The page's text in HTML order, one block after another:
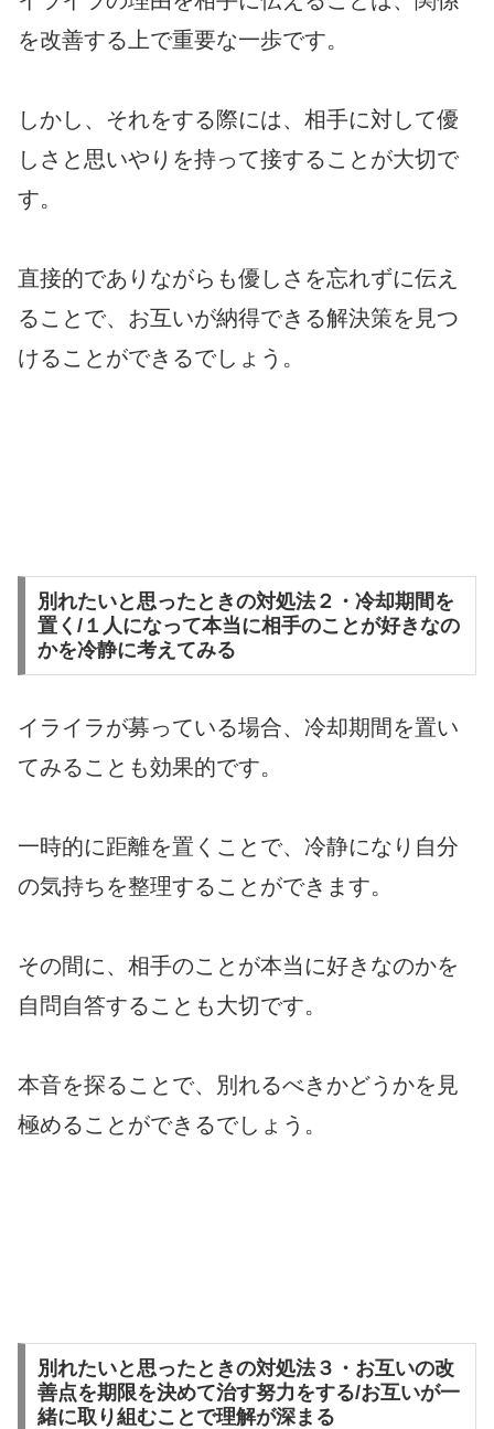
を改善する上で重要な一歩です。
しかし、それをする際には、相手に対して優
しさと思いやりを持って接することが大切で
す。
直接的でありながらも優しさを忘れずに伝え
ることで、お互いが納得できる解決策を見つ
けることができるでしょう。
別れたいと思ったときの対処法２・冷却期間を
置く/１人になって本当に相手のことが好きなの
かを冷静に考えてみる
イライラが募っている場合、冷却期間を置い
てみることも効果的です。
一時的に距離を置くことで、冷静になり自分
の気持ちを整理することができます。
その間に、相手のことが本当に好きなのかを
自問自答することも大切です。
本音を探ることで、別れるべきかどうかを見
極めることができるでしょう。
別れたいと思ったときの対処法３・お互いの改
善点を期限を決めて治す努力をする/お互いが一
緒に取り組むことで理解が深まる